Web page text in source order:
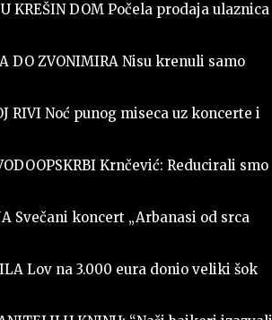
KREŠIN DOM Počela prodaja ulaznica
DO ZVONIMIRA Nisu krenuli samo
RIVI Noć punog miseca uz koncerte i
Krnčević: Reducirali smo
Svečani koncert „Arbanasi od srca
Lov na 3.000 eura donio veliki šok